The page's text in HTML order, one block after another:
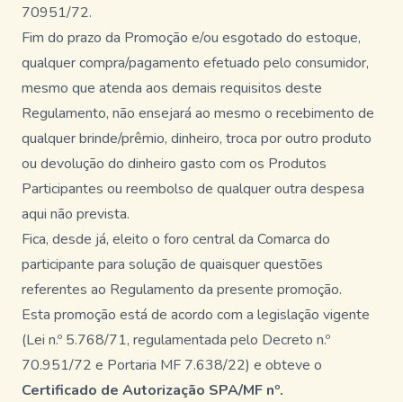
70951/72.
Fim do prazo da Promoção e/ou esgotado do estoque,
qualquer compra/pagamento efetuado pelo consumidor,
mesmo que atenda aos demais requisitos deste
Regulamento, não ensejará ao mesmo o recebimento de
qualquer brinde/prêmio, dinheiro, troca por outro produto
ou devolução do dinheiro gasto com os Produtos
Participantes ou reembolso de qualquer outra despesa
aqui não prevista.
Fica, desde já, eleito o foro central da Comarca do
participante para solução de quaisquer questões
referentes ao Regulamento da presente promoção.
Esta promoção está de acordo com a legislação vigente
(Lei n.º 5.768/71, regulamentada pelo Decreto n.º
70.951/72 e Portaria MF 7.638/22) e obteve o
Certificado de Autorização SPA/MF nº.